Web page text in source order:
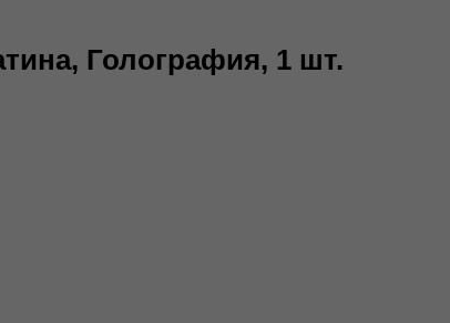
Голография, 1 шт.